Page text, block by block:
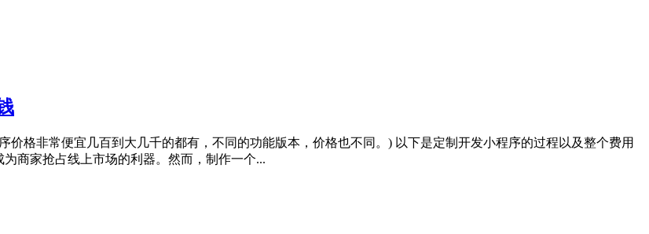
格非常便宜几百到大几千的都有，不同的功能版本，价格也不同。) 以下是定制开发小程序的过程以及整个费用
商家抢占线上市场的利器。然而，制作一个...